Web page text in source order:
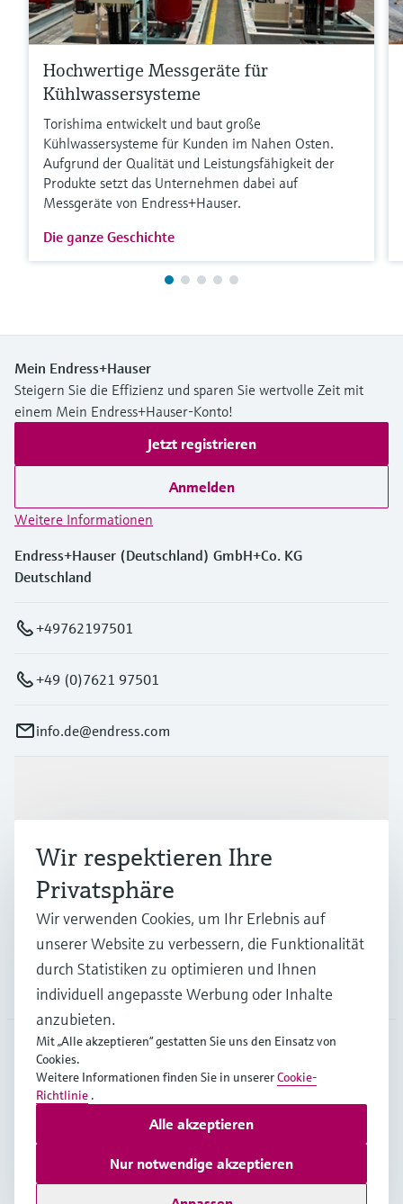
Hochwertige Messgeräte für
Kühlwassersysteme
Torishima entwickelt und baut große
Kühlwassersysteme für Kunden im Nahen Osten.
Aufgrund der Qualität und Leistungsfähigkeit der
Produkte setzt das Unternehmen dabei auf
Messgeräte von Endress+Hauser.
Die ganze Geschichte
Mein Endress+Hauser
Steigern Sie die Effizienz und sparen Sie wertvolle Zeit mit
einem Mein Endress+Hauser-Konto!
Jetzt registrieren
Anmelden
Weitere Informationen
Endress+Hauser (Deutschland) GmbH+Co. KG
Deutschland
+49762197501
+49 (0)7621 97501
info.de@endress.com
Branchen
Support
Unternehmen
DEU•Deutsch
Copyright © Endress+Hauser Group Services AG
NutzungsbedingungenDatenschutz
Rechtliches und AGB Deutschland
Wir respektieren Ihre
Privatsphäre
Wir verwenden Cookies, um Ihr Erlebnis auf
unserer Website zu verbessern, die Funktionalität
durch Statistiken zu optimieren und Ihnen
individuell angepasste Werbung oder Inhalte
anzubieten.
Mit „Alle akzeptieren“ gestatten Sie uns den Einsatz von
Cookies.
Weitere Informationen finden Sie in unsererCookie-
Richtlinie .
Nur notwendige akzeptieren
Alle akzeptieren